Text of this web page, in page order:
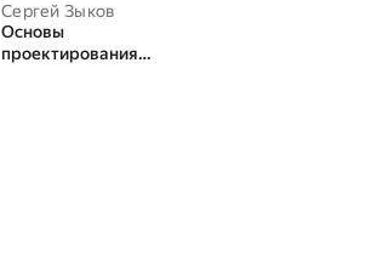
Сергей Зыков
Основы
проектирования